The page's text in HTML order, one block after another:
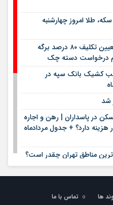
طلا امروز چهارشنبه
محاسبه جداگانه تعیین تکلیف ۸۰ درصد برگه
درخواست دسته چک
کشیک بانک سپه در
شد
در پاسداران | رهن و اجاره
چقدر هزینه دارد؟ + جدول مردادماه
مناطق تهران چقدر است؟
چقدر سرمایه نیاز دارد؟ + جدول
ها تماس با ما